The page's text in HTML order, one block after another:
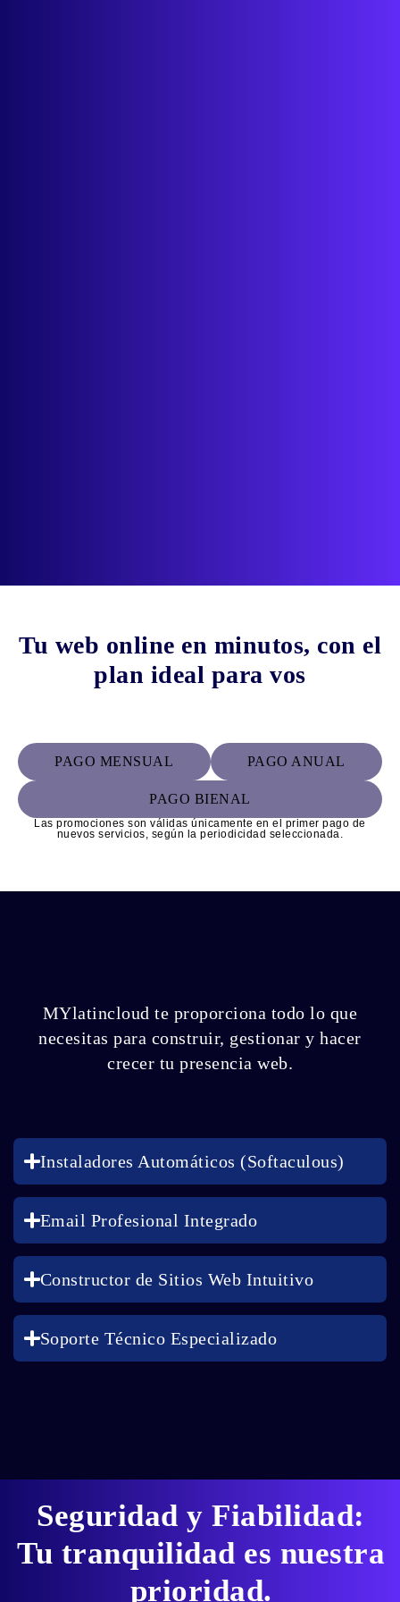
Tu web online en minutos, con el
plan ideal para vos
PAGO MENSUAL PAGO ANUAL
PAGO BIENAL
Las promociones son válidas únicamente en el primer pago de
nuevos servicios, según la periodicidad seleccionada.
MYlatincloud te proporciona todo lo que
necesitas para construir, gestionar y hacer
crecer tu presencia web.
Instaladores Automáticos (Softaculous)
Email Profesional Integrado
Constructor de Sitios Web Intuitivo
Soporte Técnico Especializado
Seguridad y Fiabilidad:
Tu tranquilidad es nuestra
prioridad.